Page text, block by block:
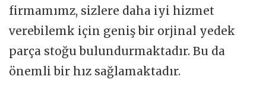
firmamımz, sizlere daha iyi hizmet
verebilemk için geniş bir orjinal yedek
parça stoğu bulundurmaktadır. Bu da
önemli bir hız sağlamaktadır.